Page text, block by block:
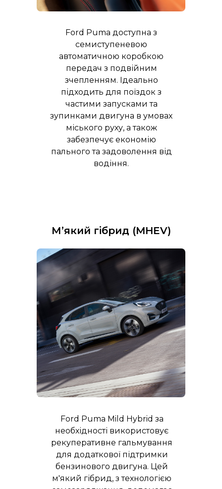
Ford Puma Mild Hybrid за
необхідності використовує
рекуперативне гальмування
для додаткової підтримки
бензинового двигуна. Цей
м'який гібрид, з технологією
М’який гібрид (MHEV)
Ford Puma доступна з
семиступеневою
автоматичною коробкою
передач з подвійним
зчепленням. Ідеально
підходить для поїздок з
частими запусками та
зупинками двигуна в умовах
міського руху, а також
забезпечує економію
пального та задоволення від
водіння.